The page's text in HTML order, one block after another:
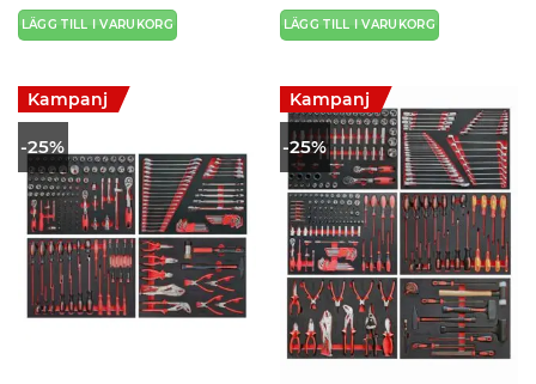
190kr.
LÄGG TILL I VARUKORG
290kr. 090kr.
LÄGG TILL I VARUKORG
-25%
Kampanj
-25%
Kampanj